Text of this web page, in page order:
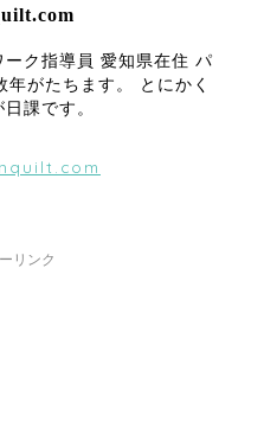
ーク指導員 愛知県在住 パ
がたちます。 とにかく
課です。
リンク